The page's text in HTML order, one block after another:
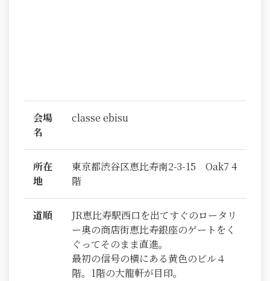
会場
名
classe ebisu
所在
地
東京都渋谷区恵比寿南2-3-15 Oak7 4
階
道順
JR恵比寿駅西口を出てすぐのロータリ
ー奥の商店街恵比寿銀座のゲートをく
ぐってそのまま直進。
最初の信号の横にある黄色のビル４
階。1階の大龍軒が目印。